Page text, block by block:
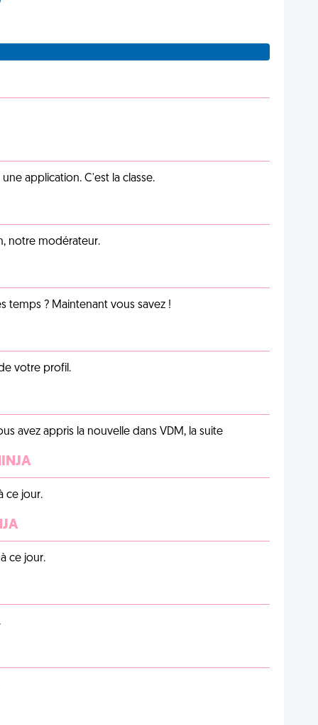
application. C'est la classe.
notre modérateur.
temps ? Maintenant vous savez !
votre profil.
avez appris la nouvelle dans VDM, la suite
ce jour.
ce jour.